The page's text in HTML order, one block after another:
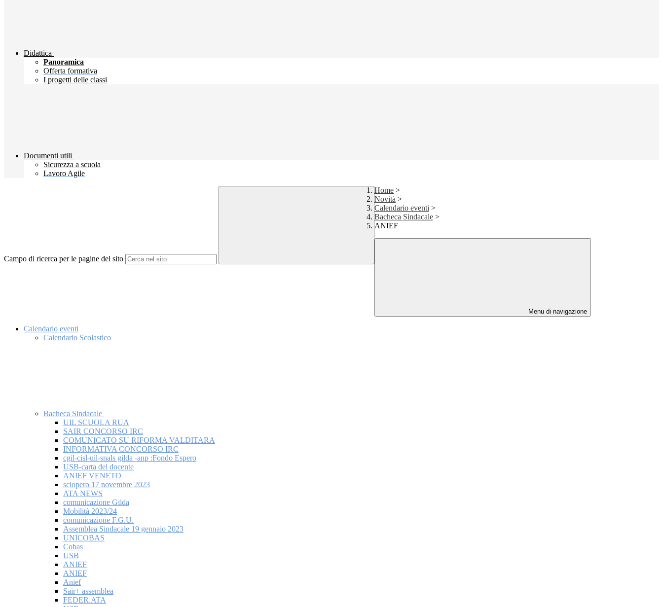
Didattica
Panoramica
Offerta formativa
I progetti delle classi
Documenti utili
Sicurezza a scuola
Lavoro Agile
Campo di ricerca per le pagine del sito
Home >
Novità >
Calendario eventi >
Bacheca Sindacale >
ANIEF
Menu di navigazione
Calendario eventi
Calendario Scolastico
Bacheca Sindacale
UIL SCUOLA RUA
SAIR CONCORSO IRC
COMUNICATO SU RIFORMA VALDITARA
INFORMATIVA CONCORSO IRC
cgil-cisl-uil-snals gilda -anp :Fondo Espero
USB-carta del docente
ANIEF VENETO
sciopero 17 novembre 2023
ATA NEWS
comunicazione Gilda
Mobilità 2023/24
comunicazione F.G.U.
Assemblea Sindacale 19 gennaio 2023
UNICOBAS
Cobas
USB
ANIEF
ANIEF
Anief
Sair+ assemblea
FEDER.ATA